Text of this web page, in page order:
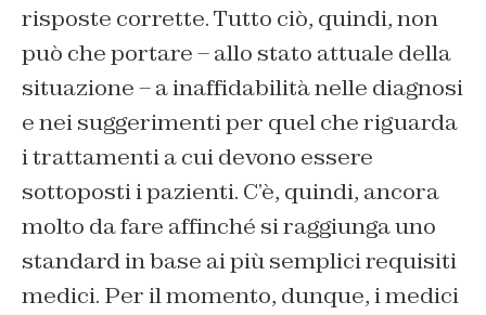
risposte corrette. Tutto ciò, quindi, non
può che portare – allo stato attuale della
situazione – a inaffidabilità nelle diagnosi
e nei suggerimenti per quel che riguarda
i trattamenti a cui devono essere
sottoposti i pazienti. C’è, quindi, ancora
molto da fare affinché si raggiunga uno
standard in base ai più semplici requisiti
medici. Per il momento, dunque, i medici